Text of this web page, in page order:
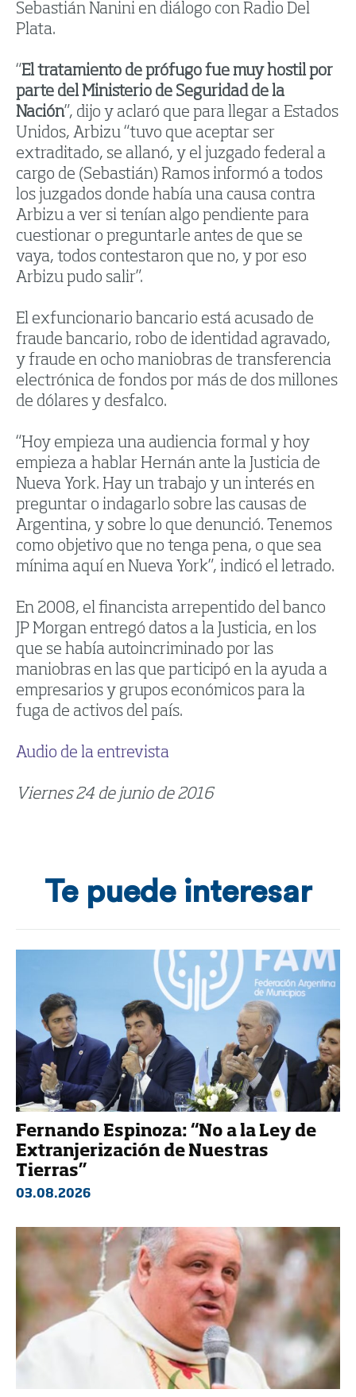
Sebastián Nanini en diálogo con Radio Del
Plata.
“El tratamiento de prófugo fue muy hostil por
parte del Ministerio de Seguridad de la
Nación”, dijo y aclaró que para llegar a Estados
Unidos, Arbizu “tuvo que aceptar ser
extraditado, se allanó, y el juzgado federal a
cargo de (Sebastián) Ramos informó a todos
los juzgados donde había una causa contra
Arbizu a ver si tenían algo pendiente para
cuestionar o preguntarle antes de que se
vaya, todos contestaron que no, y por eso
Arbizu pudo salir”.
El exfuncionario bancario está acusado de
fraude bancario, robo de identidad agravado,
y fraude en ocho maniobras de transferencia
electrónica de fondos por más de dos millones
de dólares y desfalco.
“Hoy empieza una audiencia formal y hoy
empieza a hablar Hernán ante la Justicia de
Nueva York. Hay un trabajo y un interés en
preguntar o indagarlo sobre las causas de
Argentina, y sobre lo que denunció. Tenemos
como objetivo que no tenga pena, o que sea
mínima aquí en Nueva York”, indicó el letrado.
En 2008, el financista arrepentido del banco
JP Morgan entregó datos a la Justicia, en los
que se había autoincriminado por las
maniobras en las que participó en la ayuda a
empresarios y grupos económicos para la
fuga de activos del país.
Audio de la entrevista
Viernes 24 de junio de 2016
Te puede interesar
Fernando Espinoza: “No a la Ley de
Extranjerización de Nuestras
Tierras”
03.08.2026